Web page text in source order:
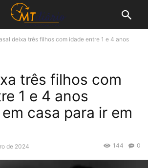
deixa três filhos com idade entre 1 e 4 anos
três filhos com
1 e 4 anos
casa para ir em
de 2024 0
144